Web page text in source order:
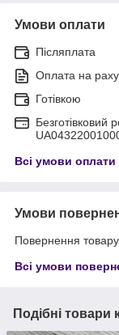
Умови оплати
Післяплата
Оплата на
Готівкою
Всі умови оплати
Умови
Повернення
Всі умови
Подібні товари